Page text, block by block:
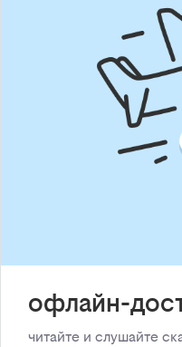
офлайн-
читайте и слушайте